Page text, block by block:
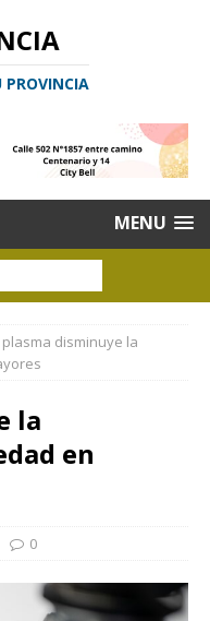
PROVINCIA
MENU
plasma disminuye la
la
en
0